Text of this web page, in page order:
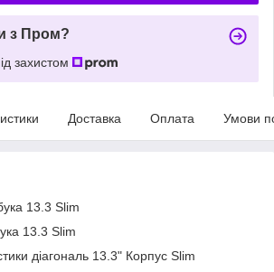
з Пром?
захистом
Доставка Оплата Умови
13.3 Slim
13.3 Slim
діагональ 13.3" Корпус Slim